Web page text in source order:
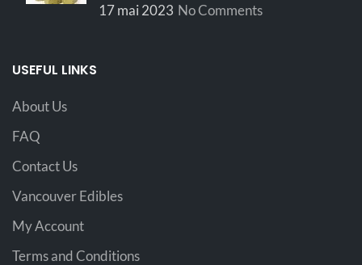
17 mai 2023 No Comments
USEFUL LINKS
About Us
FAQ
Contact Us
Vancouver Edibles
My Account
Terms and Conditions